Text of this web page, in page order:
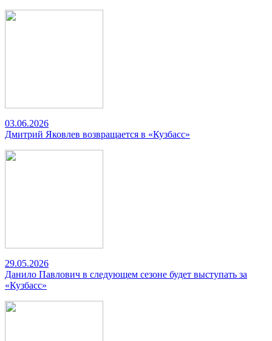
03.06.2026
Дмитрий Яковлев возвращается в «Кузбасс»
29.05.2026
Данило Павлович в следующем сезоне будет выступать за
«Кузбасс»